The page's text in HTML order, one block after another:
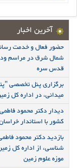
آخرین اخبار
حضور فعال و خدمت
شمال شرق در مراسم
قدس سره
برگزاری پنل تخصصی
میدانی، در اداره کل
دیدار دکتر محمود
کشور با استاندار
بازدید دکتر محمود
شناسی، از اداره کل
موزه علوم زمین